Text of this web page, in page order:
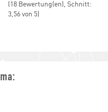
(18 Bewertung(en), Schnitt:
3,56 von 5)